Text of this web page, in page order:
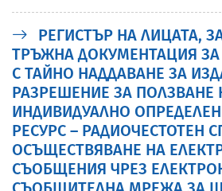
РЕГИСТЪР НА ЛИЦАТА,
ТРЪЖНА ДОКУМЕНТАЦИЯ ЗА
С ТАЙНО НАДДАВАНЕ ЗА
РАЗРЕШЕНИЕ ЗА ПОЛЗВАНЕ
ИНДИВИДУАЛНО
РЕСУРС – РАДИОЧЕСТОТЕН
ОСЪЩЕСТВЯВАНЕ НА
СЪОБЩЕНИЯ ЧРЕЗ